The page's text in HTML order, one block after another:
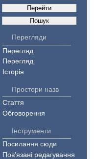
Перегляди
Перегляд
Перегляд
Історія
Простори назв
Стаття
Обговорення
Інструменти
Посилання сюди
Пов'язані редагування